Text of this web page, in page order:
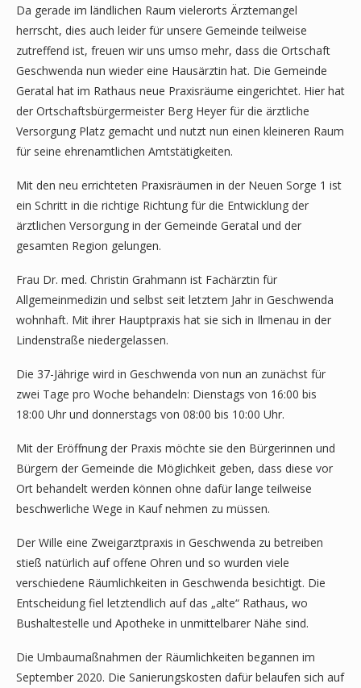
Da gerade im ländlichen Raum vielerorts Ärztemangel
herrscht, dies auch leider für unsere Gemeinde teilweise
zutreffend ist, freuen wir uns umso mehr, dass die Ortschaft
Geschwenda nun wieder eine Hausärztin hat. Die Gemeinde
Geratal hat im Rathaus neue Praxisräume eingerichtet. Hier hat
der Ortschaftsbürgermeister Berg Heyer für die ärztliche
Versorgung Platz gemacht und nutzt nun einen kleineren Raum
für seine ehrenamtlichen Amtstätigkeiten.
Mit den neu errichteten Praxisräumen in der Neuen Sorge 1 ist
ein Schritt in die richtige Richtung für die Entwicklung der
ärztlichen Versorgung in der Gemeinde Geratal und der
gesamten Region gelungen.
Frau Dr. med. Christin Grahmann ist Fachärztin für
Allgemeinmedizin und selbst seit letztem Jahr in Geschwenda
wohnhaft. Mit ihrer Hauptpraxis hat sie sich in Ilmenau in der
Lindenstraße niedergelassen.
Die 37-Jährige wird in Geschwenda von nun an zunächst für
zwei Tage pro Woche behandeln: Dienstags von 16:00 bis
18:00 Uhr und donnerstags von 08:00 bis 10:00 Uhr.
Mit der Eröffnung der Praxis möchte sie den Bürgerinnen und
Bürgern der Gemeinde die Möglichkeit geben, dass diese vor
Ort behandelt werden können ohne dafür lange teilweise
beschwerliche Wege in Kauf nehmen zu müssen.
Der Wille eine Zweigarztpraxis in Geschwenda zu betreiben
stieß natürlich auf offene Ohren und so wurden viele
verschiedene Räumlichkeiten in Geschwenda besichtigt. Die
Entscheidung fiel letztendlich auf das „alte“ Rathaus, wo
Bushaltestelle und Apotheke in unmittelbarer Nähe sind.
Die Umbaumaßnahmen der Räumlichkeiten begannen im
September 2020. Die Sanierungskosten dafür belaufen sich auf